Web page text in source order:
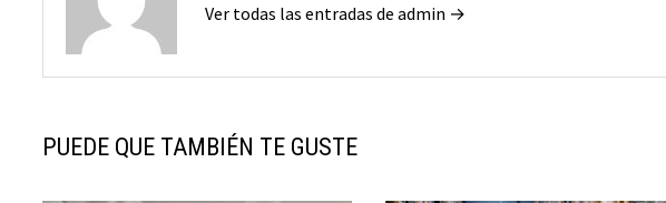
Ver todas las entradas de admin →
PUEDE QUE TAMBIÉN TE GUSTE